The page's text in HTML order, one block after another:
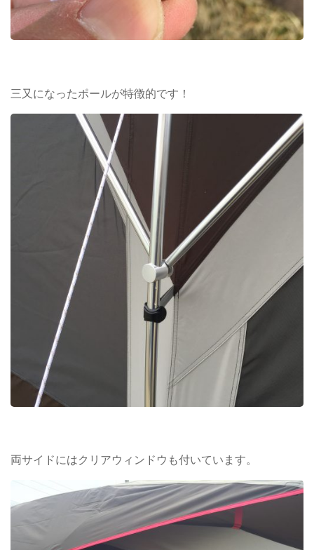
三又になったポールが特徴的です！
両サイドにはクリアウィンドウも付いています。